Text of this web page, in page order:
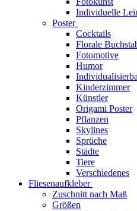
Individuelle
Poster
Cocktails
Florale
Fotomotive
Humor
Kinderzimmer
Künstler
Origami Poster
Pflanzen
Skylines
Sprüche
Städte
Tiere
Verschiedenes
Fliesenaufkleber
Zuschnitt nach Maß
Größen